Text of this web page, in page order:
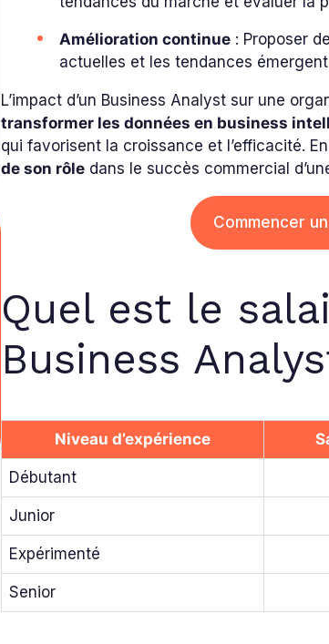
Amélioration continue : Proposer
actuelles et les tendances
L’impact d’un Business Analyst sur une
transformer les données en business
qui favorisent la croissance et l’efficacité.
de son rôle dans le succès commercial
Commencer
Quel est le
Business
Niveau d’expérience
Débutant
Junior
Expérimenté
Senior